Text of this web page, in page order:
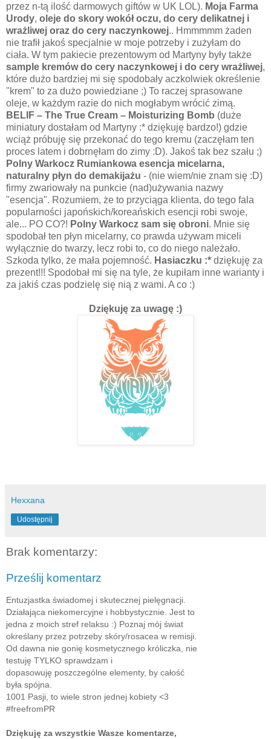
przez n-tą ilość darmowych giftów w UK LOL). Moja Farma
Urody, oleje do skory wokół oczu, do cery delikatnej i
wrażliwej oraz do cery naczynkowej.. Hmmmmm żaden
nie trafił jakoś specjalnie w moje potrzeby i zużyłam do
ciała. W tym pakiecie prezentowym od Martyny były także
sample kremów do cery naczynkowej i do cery wrażliwej,
które dużo bardziej mi się spodobały aczkolwiek określenie
"krem" to za dużo powiedziane ;) To raczej sprasowane
oleje, w każdym razie do nich mogłabym wrócić zimą.
BELIF – The True Cream – Moisturizing Bomb (duże
miniatury dostałam od Martyny :* dziękuję bardzo!) gdzie
wciąż próbuję się przekonać do tego kremu (zaczęłam ten
proces latem i dobrnęłam do zimy :D). Jakoś tak bez szału ;)
Polny Warkocz Rumiankowa esencja micelarna,
naturalny płyn do demakijażu - (nie wiem/nie znam się :D)
firmy zwariowały na punkcie (nad)używania nazwy
"esencja". Rozumiem, że to przyciąga klienta, do tego fala
popularności japońskich/koreańskich esencji robi swoje,
ale... PO CO?! Polny Warkocz sam się obroni. Mnie się
spodobał ten płyn micelarny, co prawda używam miceli
wyłącznie do twarzy, lecz robi to, co do niego należało.
Szkoda tylko, że mała pojemność. Hasiaczku :* dziękuję za
prezent!!! Spodobał mi się na tyle, że kupiłam inne warianty i
za jakiś czas podzielę się nią z wami. A co :)
Dziękuję za uwagę :)
Hexxana
Udostępnij
Brak komentarzy:
Prześlij komentarz
Entuzjastka świadomej i skutecznej pielęgnacji.
Działająca niekomercyjne i hobbystycznie. Jest to
jedna z moich stref relaksu :) Poznaj mój świat
określany przez potrzeby skóry/rosacea w remisji.
Od dawna nie gonię kosmetycznego króliczka, nie
testuję TYLKO sprawdzam i
dopasowuję poszczególne elementy, by całość
była spójna.
1001 Pasji, to wiele stron jednej kobiety <3
#freefromPR
Dziękuję za wszystkie Wasze komentarze,